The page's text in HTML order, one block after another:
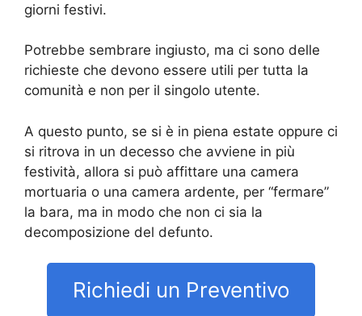
giorni festivi.
Potrebbe sembrare ingiusto, ma ci sono delle
richieste che devono essere utili per tutta la
comunità e non per il singolo utente.
A questo punto, se si è in piena estate oppure ci
si ritrova in un decesso che avviene in più
festività, allora si può affittare una camera
mortuaria o una camera ardente, per “fermare”
la bara, ma in modo che non ci sia la
decomposizione del defunto.
Richiedi un Preventivo